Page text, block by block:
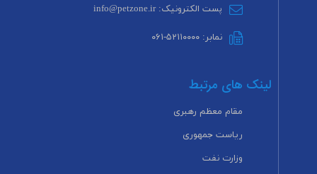
پست الکترونیک: info@petzone.ir
نمابر: ۵۲۱۱۰۰۰۰-۰۶۱
لینک های مرتبط
مقام معظم رهبری
ریاست جمهوری
وزارت نفت